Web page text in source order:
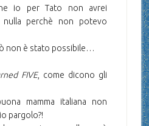
io per Tato non avrei
nulla perchè non potevo
non è stato possibile…
FIVE, come dicono gli
mamma italiana non
pargolo?!